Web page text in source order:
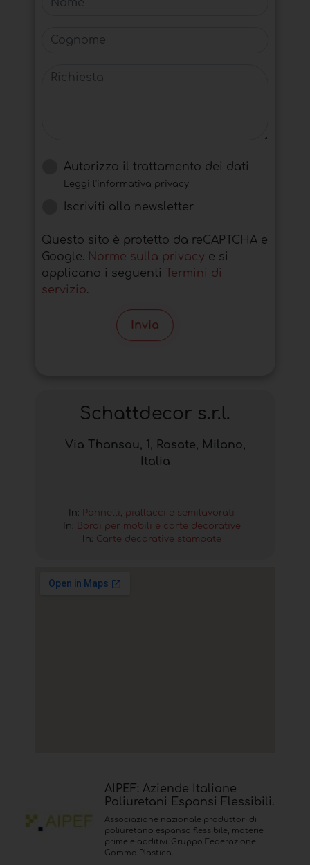
Cognome
Richiesta
Autorizzo il trattamento dei dati
Leggi l'informativa privacy
Iscriviti alla newsletter
Questo sito è protetto da reCAPTCHA e
Google. Norme sulla privacy e si
applicano i seguenti
Termini di
servizio.
Invia
Schattdecor s.r.l.
Via Thansau, 1, Rosate, Milano,
Italia
In: Pannelli, piallacci e semilavorati
In: Bordi per mobili e carte decorative
In: Carte decorative stampate
AIPEF: Aziende Italiane
Poliuretani Espansi Flessibili.
Associazione nazionale produttori di
poliuretano espanso flessibile, materie
prime e additivi. Gruppo Federazione
Gomma Plastica.